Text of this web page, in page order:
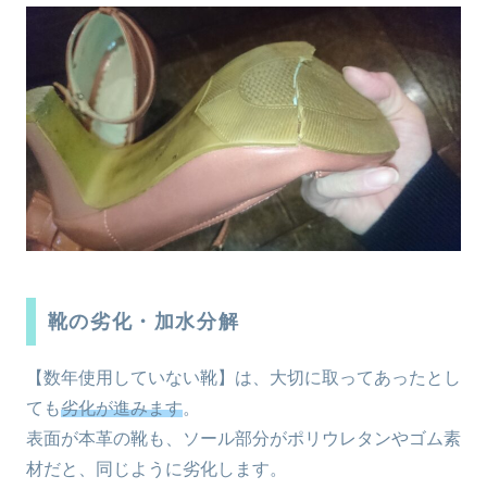
靴の劣化・加水分解
【数年使用していない靴】は、大切に取ってあったとし
ても劣化が進みます。
表面が本革の靴も、ソール部分がポリウレタンやゴム素
材だと、同じように劣化します。